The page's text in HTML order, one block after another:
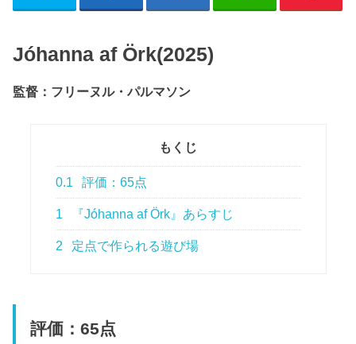
Jóhanna af Örk(2025)
監督：フリーヌル・パルマソン
もくじ
0.1 評価：65点
1 『Jóhanna af Örk』あらすじ
2 定点で作られる遊び場
評価：65点